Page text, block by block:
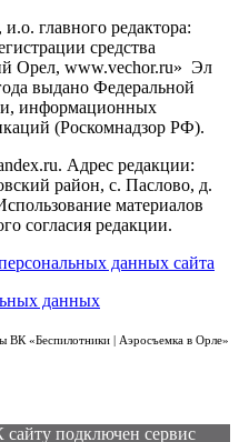
главного редактора:
средства
Орел, www.vechor.ru» Эл
выдано Федеральной
информационных
(Роскомнадзор РФ).
Адрес редакции:
район, с. Паслово, д.
материалов
согласия редакции.
данных сайта
данных
ВК «Беспилотники | Аэросъемка в Орле»
подключен сервис